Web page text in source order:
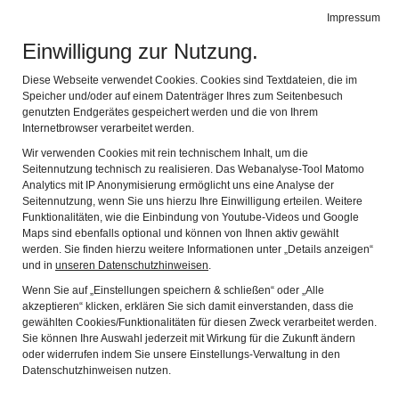
Impressum
Einwilligung zur Nutzung.
Diese Webseite verwendet Cookies. Cookies sind Textdateien, die im
Speicher und/oder auf einem Datenträger Ihres zum Seitenbesuch
genutzten Endgerätes gespeichert werden und die von Ihrem
Internetbrowser verarbeitet werden.
Wir verwenden Cookies mit rein technischem Inhalt, um die
Seitennutzung technisch zu realisieren. Das Webanalyse-Tool Matomo
Analytics mit IP Anonymisierung ermöglicht uns eine Analyse der
Seitennutzung, wenn Sie uns hierzu Ihre Einwilligung erteilen. Weitere
Funktionalitäten, wie die Einbindung von Youtube-Videos und Google
Maps sind ebenfalls optional und können von Ihnen aktiv gewählt
werden. Sie finden hierzu weitere Informationen unter „Details anzeigen“
und in unseren Datenschutzhinweisen.
Wenn Sie auf „Einstellungen speichern & schließen“ oder „Alle
akzeptieren“ klicken, erklären Sie sich damit einverstanden, dass die
gewählten Cookies/Funktionalitäten für diesen Zweck verarbeitet werden.
Sie können Ihre Auswahl jederzeit mit Wirkung für die Zukunft ändern
oder widerrufen indem Sie unsere Einstellungs-Verwaltung in den
Datenschutzhinweisen nutzen.
ADRESSE
Wersonhaus
Brucker Straße 11
08105-775394 (Annette Reindel)
08105-25210 (Manfred Gehrke)
info@schichtwerk-gilching.de
Sie haben die Einwilligung zur Nutzung von eingebundenen
externen Inhalten auf dieser Website noch nicht erteilt.
Inhalte anzeigen